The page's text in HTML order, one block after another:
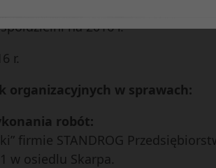
na 2016 r.
r.
organizacyjnych w sprawach:
robót:
firmie STANDROG
w osiedlu Skarpa.